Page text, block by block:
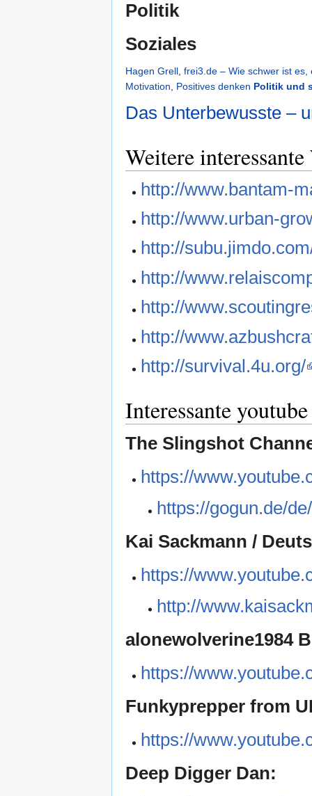
Politik
Soziales
Hagen Grell, frei3.de – Wie schwer ist
Motivation, Positives denken Politik und
Das Unterbewusste –
Weitere interessante
http://www.bantam-
http://www.urban-
http://
http://
http://
http://
http://survival.4u.org/
Interessante
The Slingshot
https://
https://gogun.de/
Kai Sackmann /
https://
http://
alonewolverine1984
https://
Funkyprepper from
https://
Deep Digger Dan: